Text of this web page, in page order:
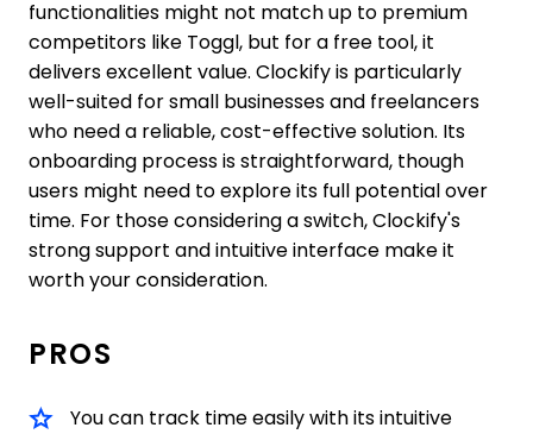
functionalities might not match up to premium
competitors like Toggl, but for a free tool, it
delivers excellent value. Clockify is particularly
well-suited for small businesses and freelancers
who need a reliable, cost-effective solution. Its
onboarding process is straightforward, though
users might need to explore its full potential over
time. For those considering a switch, Clockify's
strong support and intuitive interface make it
worth your consideration.
PROS
You can track time easily with its intuitive